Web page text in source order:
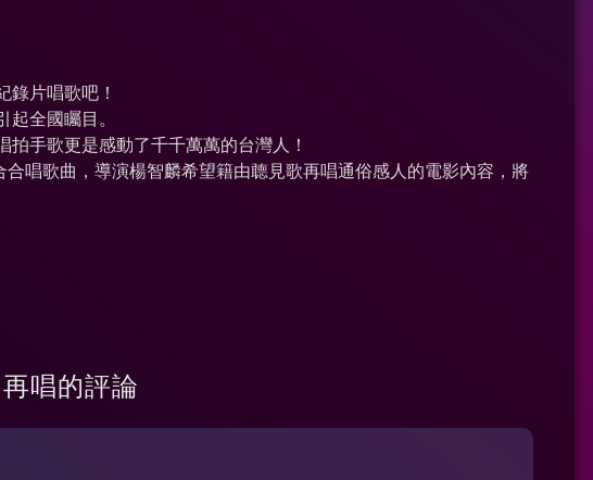
錄片唱歌吧！
全國矚目。
手歌更是感動了千千萬萬的台灣人！
唱歌曲，導演楊智麟希望籍由聼見歌再唱通俗感人的電影內容，將
唱的評論